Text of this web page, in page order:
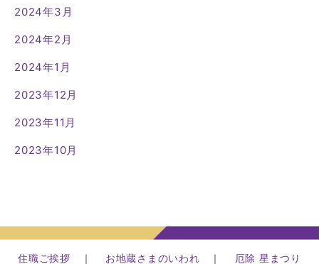
2024年3月
2024年2月
2024年1月
2023年12月
2023年11月
2023年10月
住職ご挨拶 ｜ お地蔵さまのいわれ ｜ 厄除 星まつり